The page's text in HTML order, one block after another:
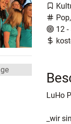
12 -
LuHo
_wir